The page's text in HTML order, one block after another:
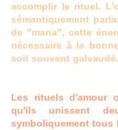
accomplir le rituel.
sémantiquement
de "mana", cette
nécessaire à la
soit souvent galvaudé.
Les rituels d'amour
qu'ils unissent
symboliquement tous